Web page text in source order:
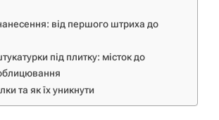
від першого штриха до
під плитку: місток до
та як їх уникнути